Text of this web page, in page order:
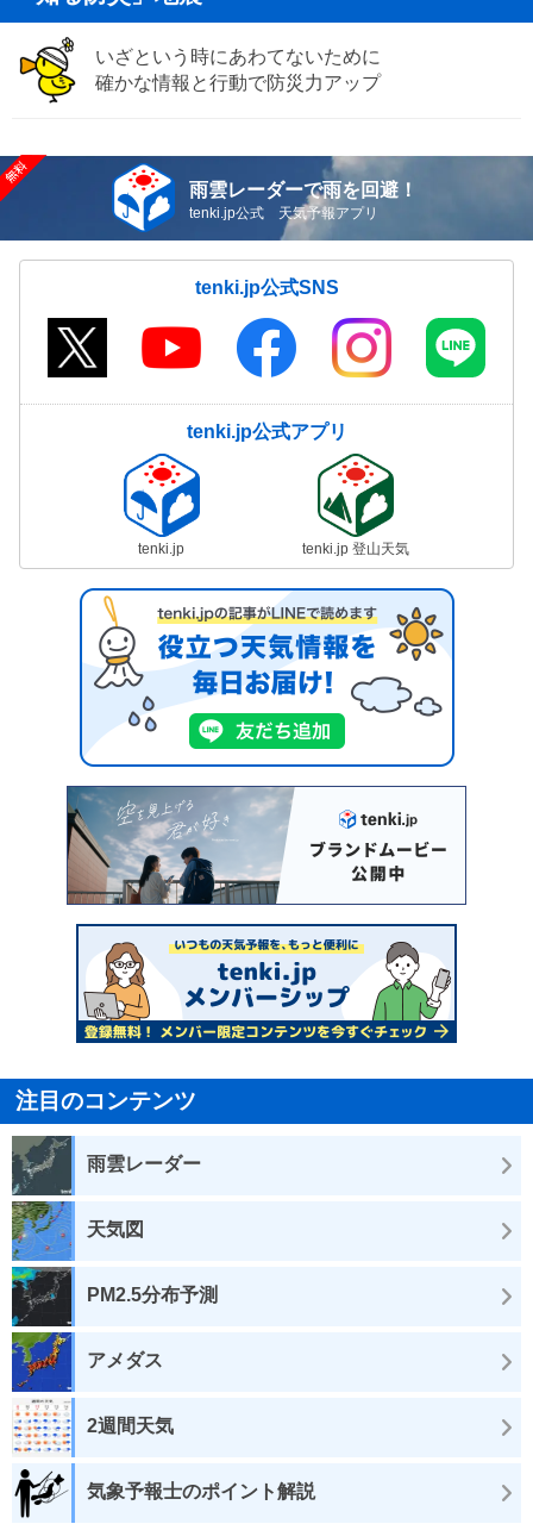
いざという時にあわてないために
確かな情報と行動で防災力アップ
雨雲レーダーで雨を回避！
tenki.jp公式 天気予報アプリ
tenki.jp公式SNS
tenki.jp公式アプリ
tenki.jp tenki.jp 登山天気
注目のコンテンツ
雨雲レーダー
天気図
PM2.5分布予測
アメダス
2週間天気
気象予報士のポイント解説